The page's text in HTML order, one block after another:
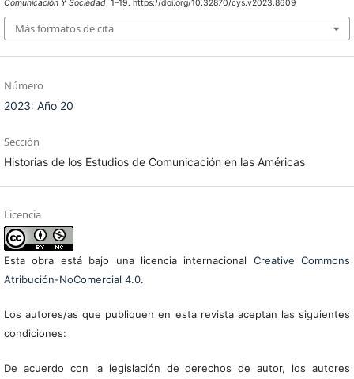
Comunicación Y Sociedad, 1–19. https://doi.org/10.32870/cys.v2023.8609
Más formatos de cita
Número
2023: Año 20
Sección
Historias de los Estudios de Comunicación en las Américas
Licencia
Esta obra está bajo una licencia internacional Creative Commons
Atribución-NoComercial 4.0.
Los autores/as que publiquen en esta revista aceptan las siguientes
condiciones:
De acuerdo con la legislación de derechos de autor, los autores